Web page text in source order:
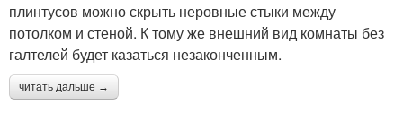
плинтусов можно скрыть неровные стыки между
потолком и стеной. К тому же внешний вид комнаты без
галтелей будет казаться незаконченным.
читать дальше →